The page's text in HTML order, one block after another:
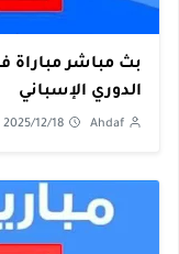
بث مباشر مباراة
الدوري الإسباني
Ahdaf
2025/12/18